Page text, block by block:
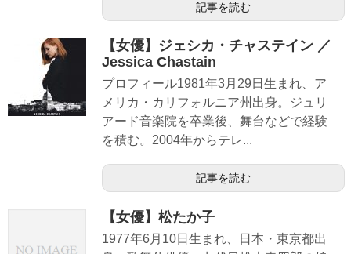
記事を読む
【女優】ジェシカ・チャステイン ／
Jessica Chastain
プロフィール1981年3月29日生まれ、ア
メリカ・カリフォルニア州出身。ジュリ
アード音楽院を卒業後、舞台などで経験
を積む。2004年からテレ...
記事を読む
【女優】松たか子
1977年6月10日生まれ、日本・東京都出